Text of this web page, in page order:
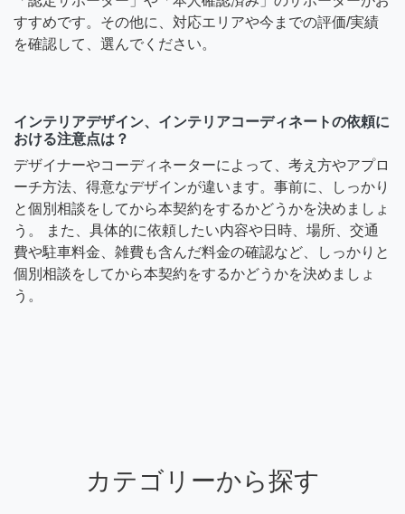
すすめです。その他に、対応エリアや今までの評価/実績
を確認して、選んでください。
インテリアデザイン、インテリアコーディネートの依頼に
おける注意点は？
デザイナーやコーディネーターによって、考え方やアプロ
ーチ方法、得意なデザインが違います。事前に、しっかり
と個別相談をしてから本契約をするかどうかを決めましょ
う。 また、具体的に依頼したい内容や日時、場所、交通
費や駐車料金、雑費も含んだ料金の確認など、しっかりと
個別相談をしてから本契約をするかどうかを決めましょ
う。
カテゴリーから探す